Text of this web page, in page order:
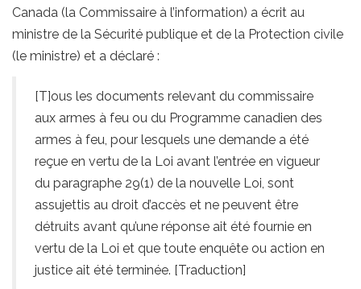
Canada (la Commissaire à l’information) a écrit au
ministre de la Sécurité publique et de la Protection civile
(le ministre) et a déclaré :
[T]ous les documents relevant du commissaire
aux armes à feu ou du Programme canadien des
armes à feu, pour lesquels une demande a été
reçue en vertu de la Loi avant l’entrée en vigueur
du paragraphe 29(1) de la nouvelle Loi, sont
assujettis au droit d’accès et ne peuvent être
détruits avant qu’une réponse ait été fournie en
vertu de la Loi et que toute enquête ou action en
justice ait été terminée. [Traduction]